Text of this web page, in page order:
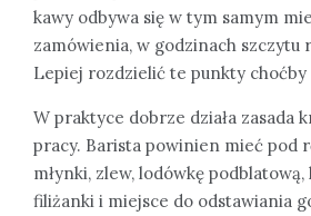
kawy odbywa się w tym samym
zamówienia, w godzinach szczytu
Lepiej rozdzielić te punkty choćby
W praktyce dobrze działa zasada
pracy. Barista powinien mieć pod
młynki, zlew, lodówkę podblatową,
filiżanki i miejsce do odstawiania